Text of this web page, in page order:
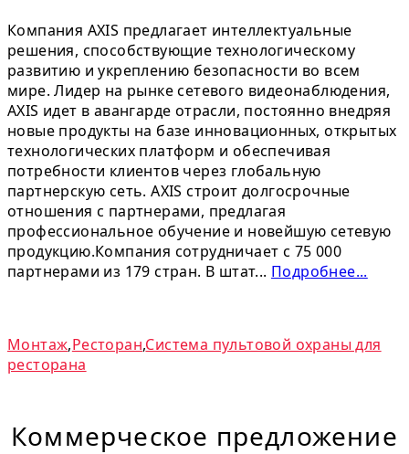
Компания AXIS предлагает интеллектуальные
решения, способствующие технологическому
развитию и укреплению безопасности во всем
мире. Лидер на рынке сетевого видеонаблюдения,
AXIS идет в авангарде отрасли, постоянно внедряя
новые продукты на базе инновационных, открытых
технологических платформ и обеспечивая
потребности клиентов через глобальную
партнерскую сеть. AXIS строит долгосрочные
отношения с партнерами, предлагая
профессиональное обучение и новейшую сетевую
продукцию.Компания сотрудничает с 75 000
партнерами из 179 стран. В штат... Подробнее...
Монтаж,Ресторан,Система пультовой охраны для
ресторана
Коммерческое предложение